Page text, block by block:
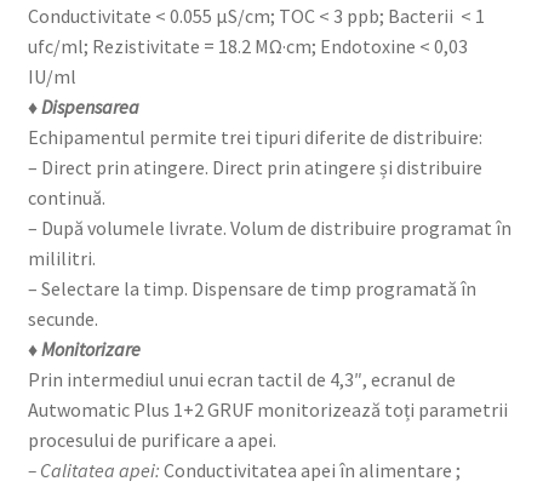
Conductivitate < 0.055 μS/cm; TOC < 3 ppb; Bacterii < 1
ufc/ml; Rezistivitate = 18.2 MΩ·cm; Endotoxine < 0,03
IU/ml
♦ Dispensarea
Echipamentul permite trei tipuri diferite de distribuire:
– Direct prin atingere. Direct prin atingere și distribuire
continuă.
– După volumele livrate. Volum de distribuire programat în
mililitri.
– Selectare la timp. Dispensare de timp programată în
secunde.
♦ Monitorizare
Prin intermediul unui ecran tactil de 4,3″, ecranul de
Autwomatic Plus 1+2 GRUF monitorizează toți parametrii
procesului de purificare a apei.
– Calitatea apei: Conductivitatea apei în alimentare ;